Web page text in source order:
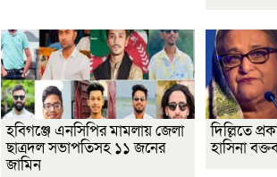
হবিগঞ্জে এনসিপির মামলায় জেলা
ছাত্রদল সভাপতিসহ ১১ জনের
জামিন
দিল্লিতে
হাসিনা